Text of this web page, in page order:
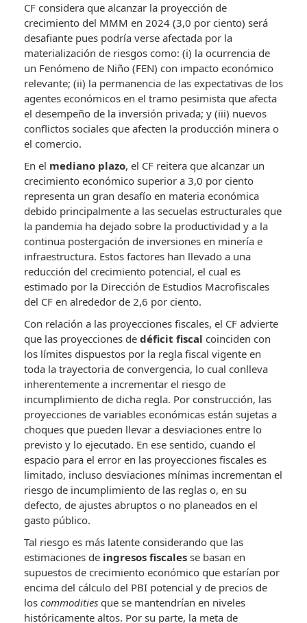
CF considera que alcanzar la proyección de
crecimiento del MMM en 2024 (3,0 por ciento) será
desafiante pues podría verse afectada por la
materialización de riesgos como: (i) la ocurrencia de
un Fenómeno de Niño (FEN) con impacto económico
relevante; (ii) la permanencia de las expectativas de los
agentes económicos en el tramo pesimista que afecta
el desempeño de la inversión privada; y (iii) nuevos
conflictos sociales que afecten la producción minera o
el comercio.
En el mediano plazo, el CF reitera que alcanzar un
crecimiento económico superior a 3,0 por ciento
representa un gran desafío en materia económica
debido principalmente a las secuelas estructurales que
la pandemia ha dejado sobre la productividad y a la
continua postergación de inversiones en minería e
infraestructura. Estos factores han llevado a una
reducción del crecimiento potencial, el cual es
estimado por la Dirección de Estudios Macrofiscales
del CF en alrededor de 2,6 por ciento.
Con relación a las proyecciones fiscales, el CF advierte
que las proyecciones de déficit fiscal coinciden con
los límites dispuestos por la regla fiscal vigente en
toda la trayectoria de convergencia, lo cual conlleva
inherentemente a incrementar el riesgo de
incumplimiento de dicha regla. Por construcción, las
proyecciones de variables económicas están sujetas a
choques que pueden llevar a desviaciones entre lo
previsto y lo ejecutado. En ese sentido, cuando el
espacio para el error en las proyecciones fiscales es
limitado, incluso desviaciones mínimas incrementan el
riesgo de incumplimiento de las reglas o, en su
defecto, de ajustes abruptos o no planeados en el
gasto público.
Tal riesgo es más latente considerando que las
estimaciones de ingresos fiscales se basan en
supuestos de crecimiento económico que estarían por
encima del cálculo del PBI potencial y de precios de
los commodities que se mantendrían en niveles
históricamente altos. Por su parte, la meta de